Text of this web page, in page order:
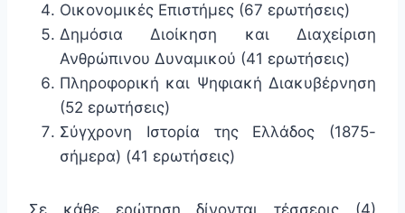
Οικονομικές Επιστήμες (67 ερωτήσεις)
Δημόσια Διοίκηση και Διαχείριση
Ανθρώπινου Δυναμικού (41 ερωτήσεις)
Πληροφορική και Ψηφιακή Διακυβέρνηση
(52 ερωτήσεις)
Σύγχρονη Ιστορία της Ελλάδος (1875-
σήμερα) (41 ερωτήσεις)